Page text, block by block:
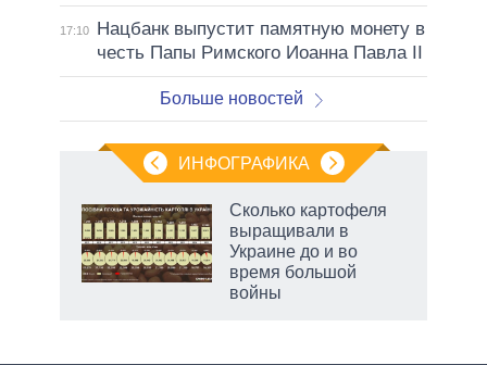
17:10
Нацбанк выпустит памятную монету в
честь Папы Римского Иоанна Павла II
Больше новостей
ИНФОГРАФИКА
Сколько картофеля
выращивали в
Украине до и во
время большой
войны